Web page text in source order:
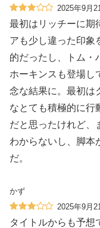
2025年9月
最初はリッチーに期
アも少し違った印象
的だったし、トム・
ホーキンスも登場し
念な結果に。最初は
なとても積極的に行
だと思ったけれど、
わからないし、脚本
だ。
かず
2025年9月
タイトルからも予想